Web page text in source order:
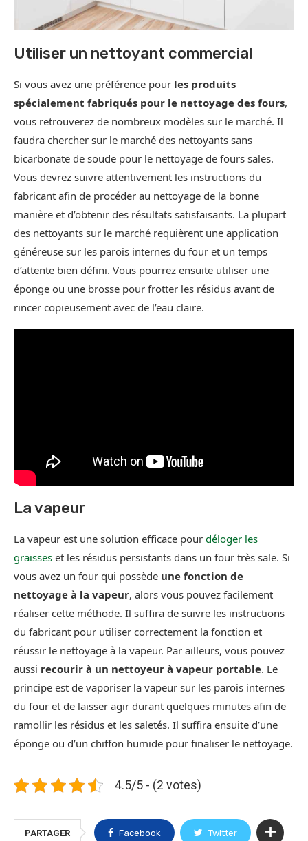
Utiliser un nettoyant commercial
Si vous avez une préférence pour les produits
spécialement fabriqués pour le nettoyage des fours,
vous retrouverez de nombreux modèles sur le marché. Il
faudra chercher sur le marché des nettoyants sans
bicarbonate de soude pour le nettoyage de fours sales.
Vous devrez suivre attentivement les instructions du
fabricant afin de procéder au nettoyage de la bonne
manière et d’obtenir des résultats satisfaisants. La plupart
des nettoyants sur le marché requièrent une application
généreuse sur les parois internes du four et un temps
d’attente bien défini. Vous pourrez ensuite utiliser une
éponge ou une brosse pour frotter les résidus avant de
rincer copieusement avec de l’eau claire.
La vapeur
La vapeur est une solution efficace pour déloger les
graisses et les résidus persistants dans un four très sale. Si
vous avez un four qui possède une fonction de
nettoyage à la vapeur, alors vous pouvez facilement
réaliser cette méthode. Il suffira de suivre les instructions
du fabricant pour utiliser correctement la fonction et
réussir le nettoyage à la vapeur. Par ailleurs, vous pouvez
aussi recourir à un nettoyeur à vapeur portable. Le
principe est de vaporiser la vapeur sur les parois internes
du four et de laisser agir durant quelques minutes afin de
ramollir les résidus et les saletés. Il suffira ensuite d’une
éponge ou d’un chiffon humide pour finaliser le nettoyage.
4.5/5 - (2 votes)
PARTAGER Facebook Twitter